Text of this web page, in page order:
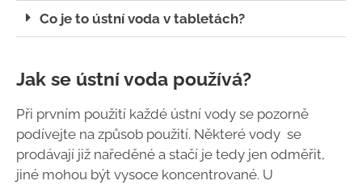
Co je to ústní voda v tabletách?
Jak se ústní voda používá?
Při prvním použití každé ústní vody se pozorně
podívejte na způsob použití. Některé vody se
prodávají již naředěné a stačí je tedy jen odměřit,
jiné mohou být vysoce koncentrované. U